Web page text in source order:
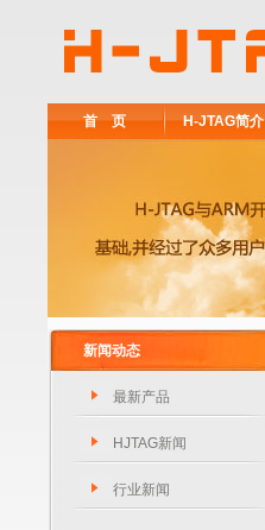
首 页 H-JTAG简介
新闻动态
最新产品
HJTAG新闻
行业新闻